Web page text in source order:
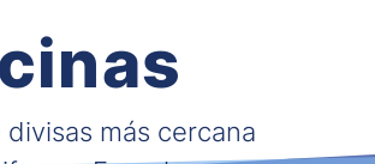
más cercana